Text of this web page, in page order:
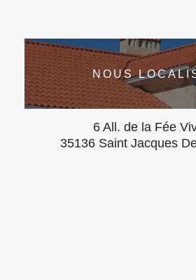
NOUS
6 All. de la Fée
35136 Saint Jacques